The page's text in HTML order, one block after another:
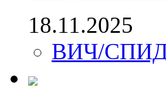
18.11.2025
ВИЧ/